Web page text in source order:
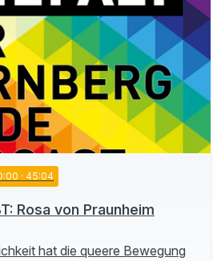
· 45:04
Rosa von Praunheim
hat die queere Bewegung